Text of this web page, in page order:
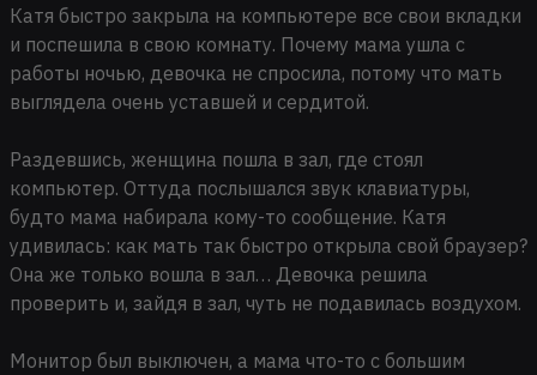
Катя быстро закрыла на компьютере все свои вкладки
и поспешила в свою комнату. Почему мама ушла с
работы ночью, девочка не спросила, потому что мать
выглядела очень уставшей и сердитой.
Раздевшись, женщина пошла в зал, где стоял
компьютер. Оттуда послышался звук клавиатуры,
будто мама набирала кому-то сообщение. Катя
удивилась: как мать так быстро открыла свой браузер?
Она же только вошла в зал… Девочка решила
проверить и, зайдя в зал, чуть не подавилась воздухом.
Монитор был выключен, а мама что-то с большим